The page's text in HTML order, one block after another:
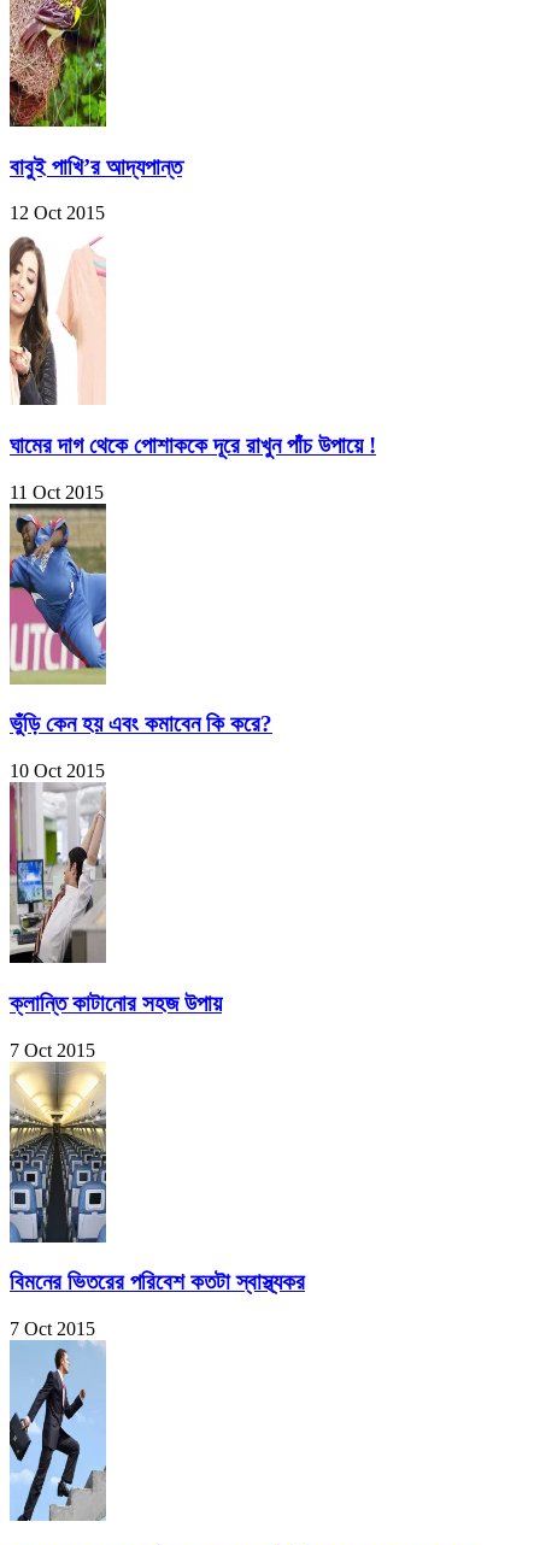
বাবুই পাখি’র আদ্যপান্ত
12 Oct 2015
ঘামের দাগ থেকে পোশাককে দূরে রাখুন পাঁচ উপায়ে !
11 Oct 2015
ভুঁড়ি কেন হয় এবং কমাবেন কি করে?
10 Oct 2015
ক্লান্তি কাটানোর সহজ উপায়
7 Oct 2015
বিমনের ভিতরের পরিবেশ কতটা স্বাস্থ্যকর
7 Oct 2015